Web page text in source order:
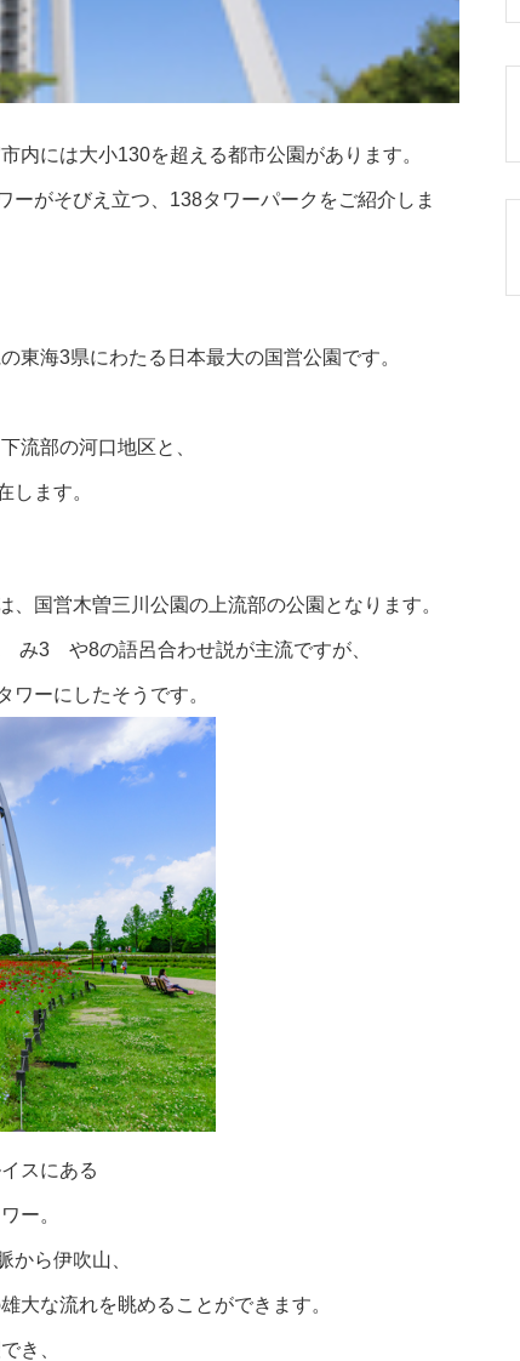
には大小130を超える都市公園があります。
がそびえ立つ、138タワーパークをご紹介しま
東海3県にわたる日本最大の国営公園です。
流部の河口地区と、
します。
国営木曽三川公園の上流部の公園となります。
み3 や8の語呂合わせ説が主流ですが、
ーにしたそうです。
スにある
ー。
から伊吹山、
大な流れを眺めることができます。
き、